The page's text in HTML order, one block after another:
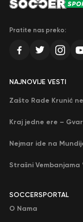
Pratite nas preko:
SOCCERSPORTAL
O Nama
NAJNOVIJE VESTI